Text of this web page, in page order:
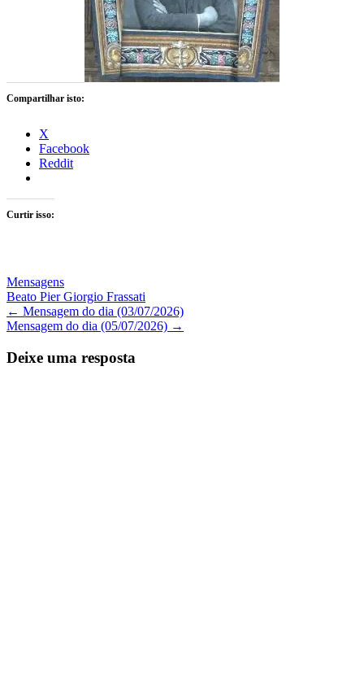
Compartilhar isto:
X
Facebook
Reddit
Curtir isso:
Mensagens
Beato Pier Giorgio Frassati
Navegação
de
Posts
← Mensagem do dia (03/07/2026)
Mensagem do dia (05/07/2026) →
Deixe uma resposta